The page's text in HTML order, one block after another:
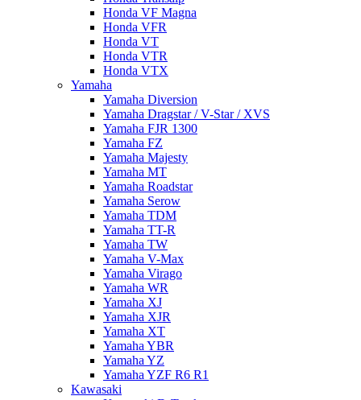
Honda VF Magna
Honda VFR
Honda VT
Honda VTR
Honda VTX
Yamaha
Yamaha Diversion
Yamaha Dragstar / V-Star / XVS
Yamaha FJR 1300
Yamaha FZ
Yamaha Majesty
Yamaha MT
Yamaha Roadstar
Yamaha Serow
Yamaha TDM
Yamaha TT-R
Yamaha TW
Yamaha V-Max
Yamaha Virago
Yamaha WR
Yamaha XJ
Yamaha XJR
Yamaha XT
Yamaha YBR
Yamaha YZ
Yamaha YZF R6 R1
Kawasaki